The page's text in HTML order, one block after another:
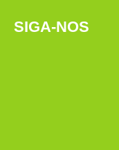
SIGA-NOS